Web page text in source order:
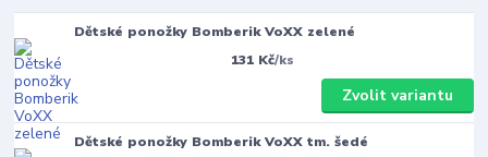
Dětské ponožky Bomberik VoXX zelené
131 Kč/ks
Zvolit variantu
Dětské ponožky Bomberik VoXX tm. šedé